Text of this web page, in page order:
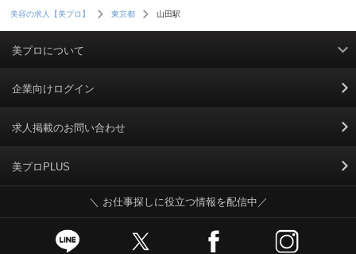
美容の求人【美プロ】 東京都 山田駅
美プロについて
利用規約
掲載規約
個人情報保護ポリシー
個人情報のお取り扱いについて
Cookieポリシー
企業向けログイン
求人掲載のお問い合わせ
美プロPLUS
＼ お仕事探しに役立つ情報を配信中／